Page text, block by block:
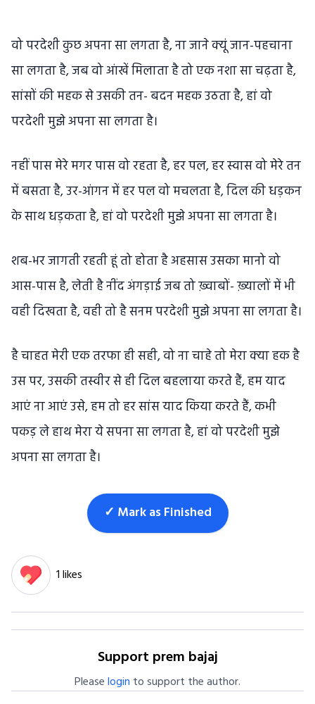
वो परदेशी कुछ अपना सा लगता है, ना जाने क्यूं जान-पहचाना
सा लगता है, जब वो आंखें मिलाता है तो एक नशा सा चढ़ता है,
सांसों की महक से उसकी तन- बदन महक उठता है, हां वो
परदेशी मुझे अपना सा लगता है।
नहीं पास मेरे मगर पास वो रहता है, हर पल, हर स्वास वो मेरे तन
में बसता है, उर-आंगन में हर पल वो मचलता है, दिल की धड़कन
के साथ धड़कता है, हां वो परदेशी मुझे अपना सा लगता है।
शब-भर जागती रहती हूं तो होता है अहसास उसका मानो वो
आस-पास है, लेती है नींद अंगड़ाई जब तो ख़्वाबों- ख़्यालों में भी
वही दिखता है, वही तो है सनम परदेशी मुझे अपना सा लगता है।
है चाहत मेरी एक तरफा ही सही, वो ना चाहे तो मेरा क्या हक है
उस पर, उसकी तस्वीर से ही दिल बहलाया करते हैं, हम याद
आएं ना आएं उसे, हम तो हर सांस याद किया करते हैं, कभी
पकड़ ले हाथ मेरा ये सपना सा लगता है, हां वो परदेशी मुझे
अपना सा लगता है।
✓ Mark as Finished
1 likes
Support prem bajaj
Pleaselogin to support the author.